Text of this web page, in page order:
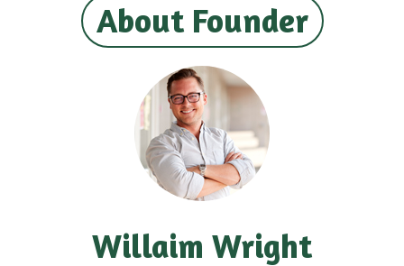
About Founder
Willaim Wright